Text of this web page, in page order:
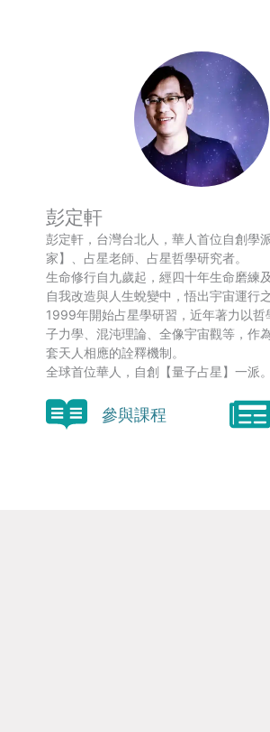
彭定軒
彭定軒，台灣台北人，華人首位自創學
家】、占星老師、占星哲學研究者。
生命修行自九歲起，經四十年生命磨練
自我改造與人生蛻變中，悟出宇宙運行之
1999年開始占星學研習，近年著力以哲
子力學、混沌理論、全像宇宙觀等，作
套天人相應的詮釋機制。
全球首位華人，自創【量子占星】一派。
參與課程